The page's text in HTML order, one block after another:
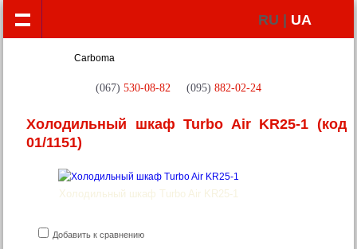
RU | UA
(067) 530-08-82 (095) 882-02-24
Холодильный шкаф Turbo Air KR25-1 (код
01/1151)
Холодильный шкаф Turbo Air KR25-1
Добавить к сравнению